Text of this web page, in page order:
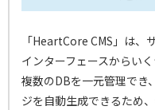
「HeartCore CMS」は、
インターフェースからい
複数のDBを一元管理でき
ジを自動生成できるため